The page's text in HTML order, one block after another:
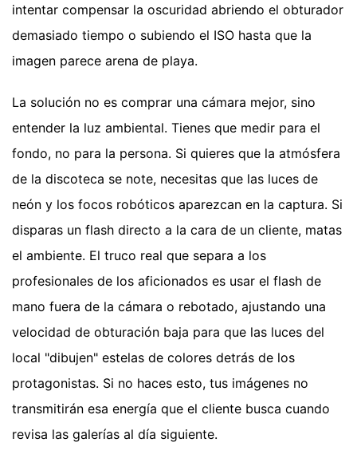
intentar compensar la oscuridad abriendo el obturador
demasiado tiempo o subiendo el ISO hasta que la
imagen parece arena de playa.
La solución no es comprar una cámara mejor, sino
entender la luz ambiental. Tienes que medir para el
fondo, no para la persona. Si quieres que la atmósfera
de la discoteca se note, necesitas que las luces de
neón y los focos robóticos aparezcan en la captura. Si
disparas un flash directo a la cara de un cliente, matas
el ambiente. El truco real que separa a los
profesionales de los aficionados es usar el flash de
mano fuera de la cámara o rebotado, ajustando una
velocidad de obturación baja para que las luces del
local "dibujen" estelas de colores detrás de los
protagonistas. Si no haces esto, tus imágenes no
transmitirán esa energía que el cliente busca cuando
revisa las galerías al día siguiente.